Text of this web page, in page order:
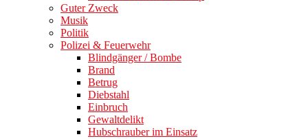
Guter Zweck
Musik
Politik
Polizei & Feuerwehr
Blindgänger / Bombe
Brand
Betrug
Diebstahl
Einbruch
Gewaltdelikt
Hubschrauber im Einsatz